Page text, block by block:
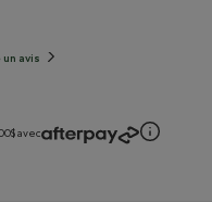
de consommateurs
un avis
boîte
de
dialogue.
avec